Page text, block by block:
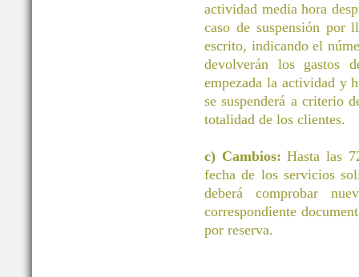
actividad media hora
caso de suspensión
escrito, indicando el
devolverán los gastos
empezada la actividad y
se suspenderá a criterio
totalidad de los clientes.
c) Cambios: Hasta las
fecha de los servicios
deberá comprobar
correspondiente
por reserva.